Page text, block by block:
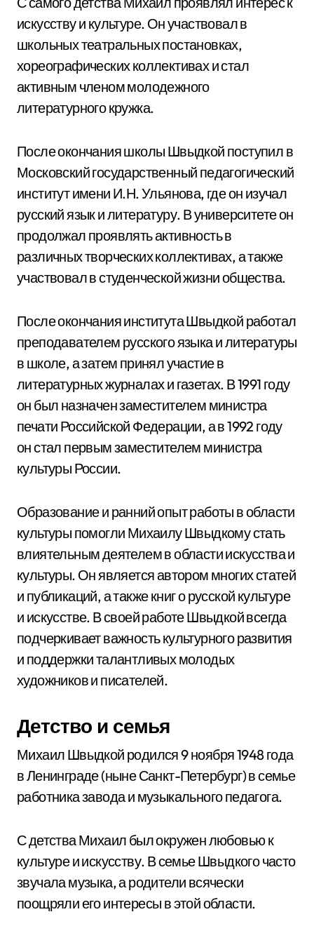
искусству и культуре. Он участвовал в
школьных театральных постановках,
хореографических коллективах и стал
активным членом молодежного
литературного кружка.
После окончания школы Швыдкой поступил в
Московский государственный педагогический
институт имени И.Н. Ульянова, где он изучал
русский язык и литературу. В университете он
продолжал проявлять активность в
различных творческих коллективах, а также
участвовал в студенческой жизни общества.
После окончания института Швыдкой работал
преподавателем русского языка и литературы
в школе, а затем принял участие в
литературных журналах и газетах. В 1991 году
он был назначен заместителем министра
печати Российской Федерации, а в 1992 году
он стал первым заместителем министра
культуры России.
Образование и ранний опыт работы в области
культуры помогли Михаилу Швыдкому стать
влиятельным деятелем в области искусства и
культуры. Он является автором многих статей
и публикаций, а также книг о русской культуре
и искусстве. В своей работе Швыдкой всегда
подчеркивает важность культурного развития
и поддержки талантливых молодых
художников и писателей.
Детство и семья
Михаил Швыдкой родился 9 ноября 1948 года
в Ленинграде (ныне Санкт-Петербург) в семье
работника завода и музыкального педагога.
С детства Михаил был окружен любовью к
культуре и искусству. В семье Швыдкого часто
звучала музыка, а родители всячески
поощряли его интересы в этой области.